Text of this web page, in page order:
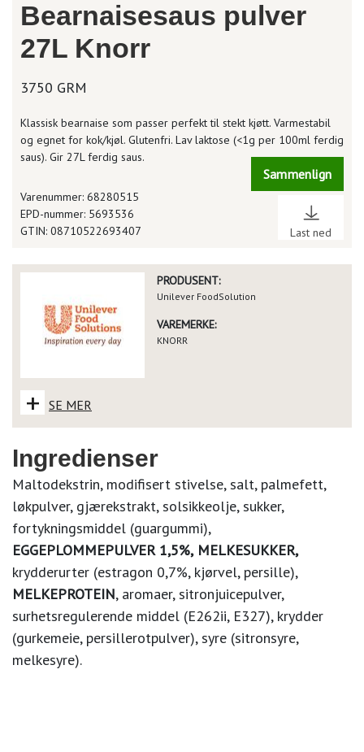
Bearnaisesaus pulver
27L Knorr
3750 GRM
Klassisk bearnaise som passer perfekt til stekt kjøtt. Varmestabil
og egnet for kok/kjøl. Glutenfri. Lav laktose (<1g per 100ml ferdig
saus). Gir 27L ferdig saus.
Sammenlign
Last ned
Varenummer: 68280515
EPD-nummer: 5693536
GTIN: 08710522693407
PRODUSENT:
Unilever FoodSolution
VAREMERKE:
KNORR
+ SE MER
Ingredienser
Maltodekstrin, modifisert stivelse, salt, palmefett,
løkpulver, gjærekstrakt, solsikkeolje, sukker,
fortykningsmiddel (guargummi),
EGGEPLOMMEPULVER 1,5%, MELKESUKKER,
krydderurter (estragon 0,7%, kjørvel, persille),
MELKEPROTEIN, aromaer, sitronjuicepulver,
surhetsregulerende middel (E262ii, E327), krydder
(gurkemeie, persillerotpulver), syre (sitronsyre,
melkesyre).